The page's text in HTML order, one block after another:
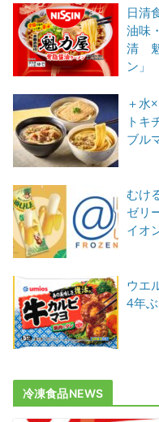
日清
油味
清
ン」
＋水
トキ
ブル
むけ
ゼリ
イオ
ウエ
4年
冷凍食品NEWS